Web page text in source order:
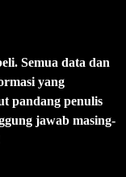
Semua data dan
yang
pandang penulis
jawab masing-